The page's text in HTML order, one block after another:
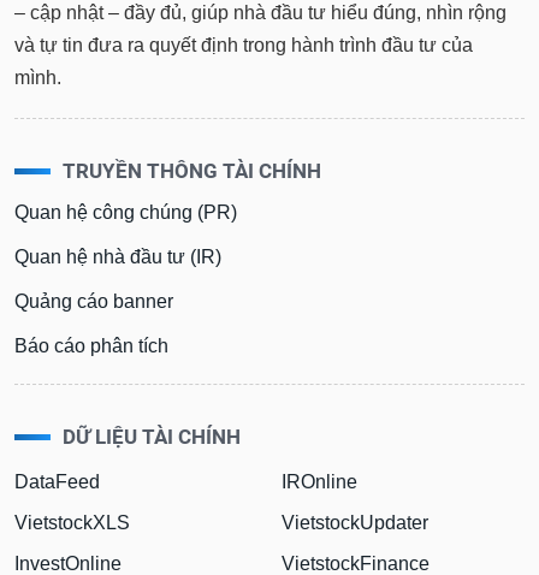
– cập nhật – đầy đủ, giúp nhà đầu tư hiểu đúng, nhìn rộng
và tự tin đưa ra quyết định trong hành trình đầu tư của
mình.
TRUYỀN THÔNG TÀI CHÍNH
Quan hệ công chúng (PR)
Quan hệ nhà đầu tư (IR)
Quảng cáo banner
Báo cáo phân tích
DỮ LIỆU TÀI CHÍNH
DataFeed
VietstockXLS
InvestOnline
IROnline
VietstockUpdater
VietstockFinance